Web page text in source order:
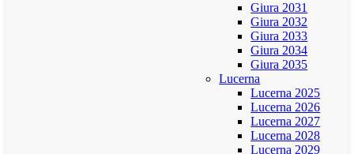
Giura 2031
Giura 2032
Giura 2033
Giura 2034
Giura 2035
Lucerna
Lucerna 2025
Lucerna 2026
Lucerna 2027
Lucerna 2028
Lucerna 2029